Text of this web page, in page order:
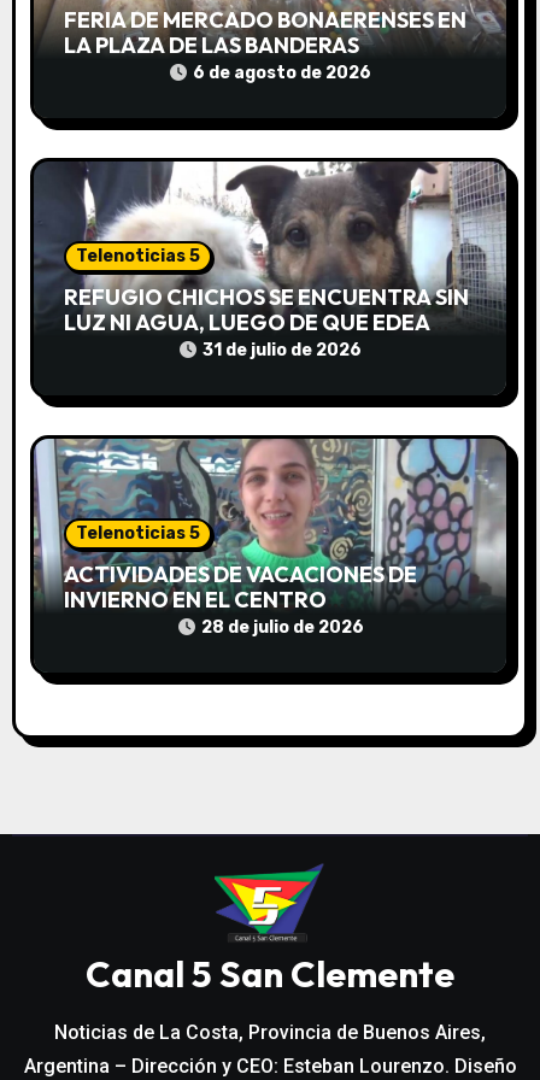
d
e
n
t
r
a
a
s
FERIA DE MERCADO BONAERENSES EN
LA PLAZA DE LAS BANDERAS
6 de agosto de 2026
Telenoticias 5
REFUGIO CHICHOS SE ENCUENTRA SIN
LUZ NI AGUA, LUEGO DE QUE EDEA
CORTARA EL SUMINISTRO SIN AVISO
31 de julio de 2026
Telenoticias 5
ACTIVIDADES DE VACACIONES DE
INVIERNO EN EL CENTRO
COMUNITARIO EL TALA
28 de julio de 2026
Canal 5 San Clemente
Noticias de La Costa, Provincia de Buenos Aires,
Argentina – Dirección y CEO: Esteban Lourenzo. Diseño